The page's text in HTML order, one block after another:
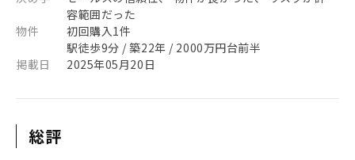
容範囲だった
物件
初回購入1件
駅徒歩9分 / 築22年 / 2000万円台前半
掲載日
2025年05月20日
総評